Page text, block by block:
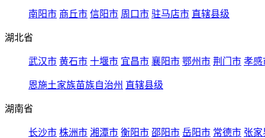
南阳市 商丘市 信阳市 周口市 驻马店市 直辖县级
湖北省
武汉市 黄石市 十堰市 宜昌市 襄阳市 鄂州市 荆门市 孝感
恩施土家族苗族自治州 直辖县级
湖南省
长沙市 株洲市 湘潭市 衡阳市 邵阳市 岳阳市 常德市 张家